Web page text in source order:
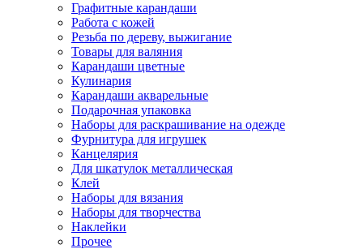
Графитные карандаши
Работа с кожей
Резьба по дереву, выжигание
Товары для валяния
Карандаши цветные
Кулинария
Карандаши акварельные
Подарочная упаковка
Наборы для раскрашивание на одежде
Фурнитура для игрушек
Канцелярия
Для шкатулок металлическая
Клей
Наборы для вязания
Наборы для творчества
Наклейки
Прочее